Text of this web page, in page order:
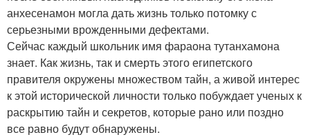
анхесенамон могла дать жизнь только потомку с
серьезными врожденными дефектами.
Сейчас каждый школьник имя фараона тутанхамона
знает. Как жизнь, так и смерть этого египетского
правителя окружены множеством тайн, а живой интерес
к этой исторической личности только побуждает ученых к
раскрытию тайн и секретов, которые рано или поздно
все равно будут обнаружены.